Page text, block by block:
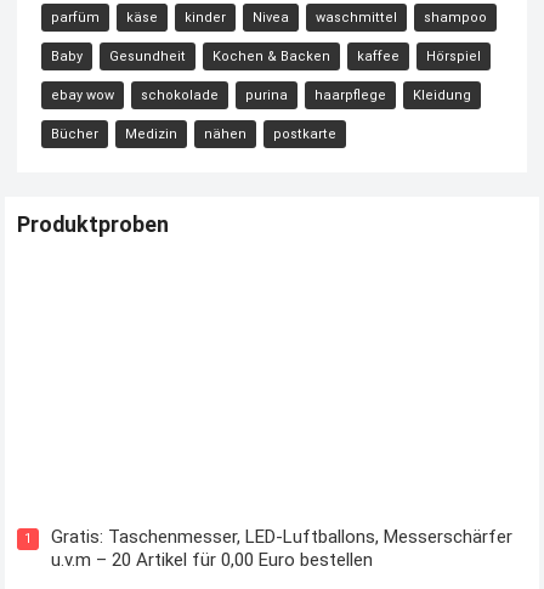
parfüm käse kinder Nivea waschmittel shampoo
Baby Gesundheit Kochen & Backen kaffee Hörspiel
ebay wow schokolade purina haarpflege Kleidung
Bücher Medizin nähen postkarte
Produktproben
1
Gratis: Taschenmesser, LED-Luftballons, Messerschärfer
u.v.m – 20 Artikel für 0,00 Euro bestellen